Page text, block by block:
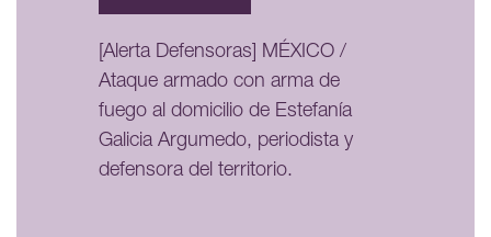
[Alerta Defensoras] MÉXICO /
Ataque armado con arma de
fuego al domicilio de Estefanía
Galicia Argumedo, periodista y
defensora del territorio.